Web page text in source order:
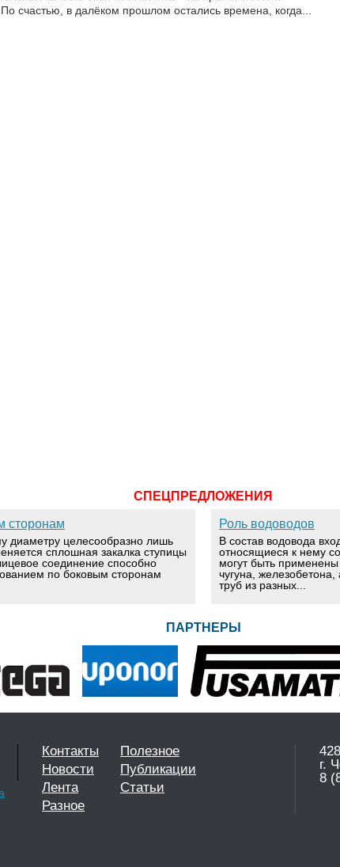
счастью, в далёком прошлом остались времена, когда...
СПЕЦПРЕДЛОЖЕНИЯ
сторонам
диаметру целесообразно лишь
сплошная закалка ступицы
соединение способно
по боковым сторонам
Роль водоводов
В состав водовода
относящиеся к нему
могут быть
чугуна,
труб из разных...
ПАРТНЕРЫ
Контакты
Новости
Лента
Полезное
Публикации
Статьи
Разное
г.
8